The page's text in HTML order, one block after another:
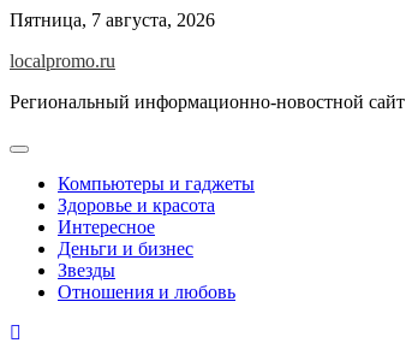
Перейти
содержимому
Пятница, 7 августа, 2026
localpromo.ru
Региональный информационно-новостной сайт
Компьютеры и гаджеты
Здоровье и красота
Интересное
Деньги и бизнес
Звезды
Отношения и любовь